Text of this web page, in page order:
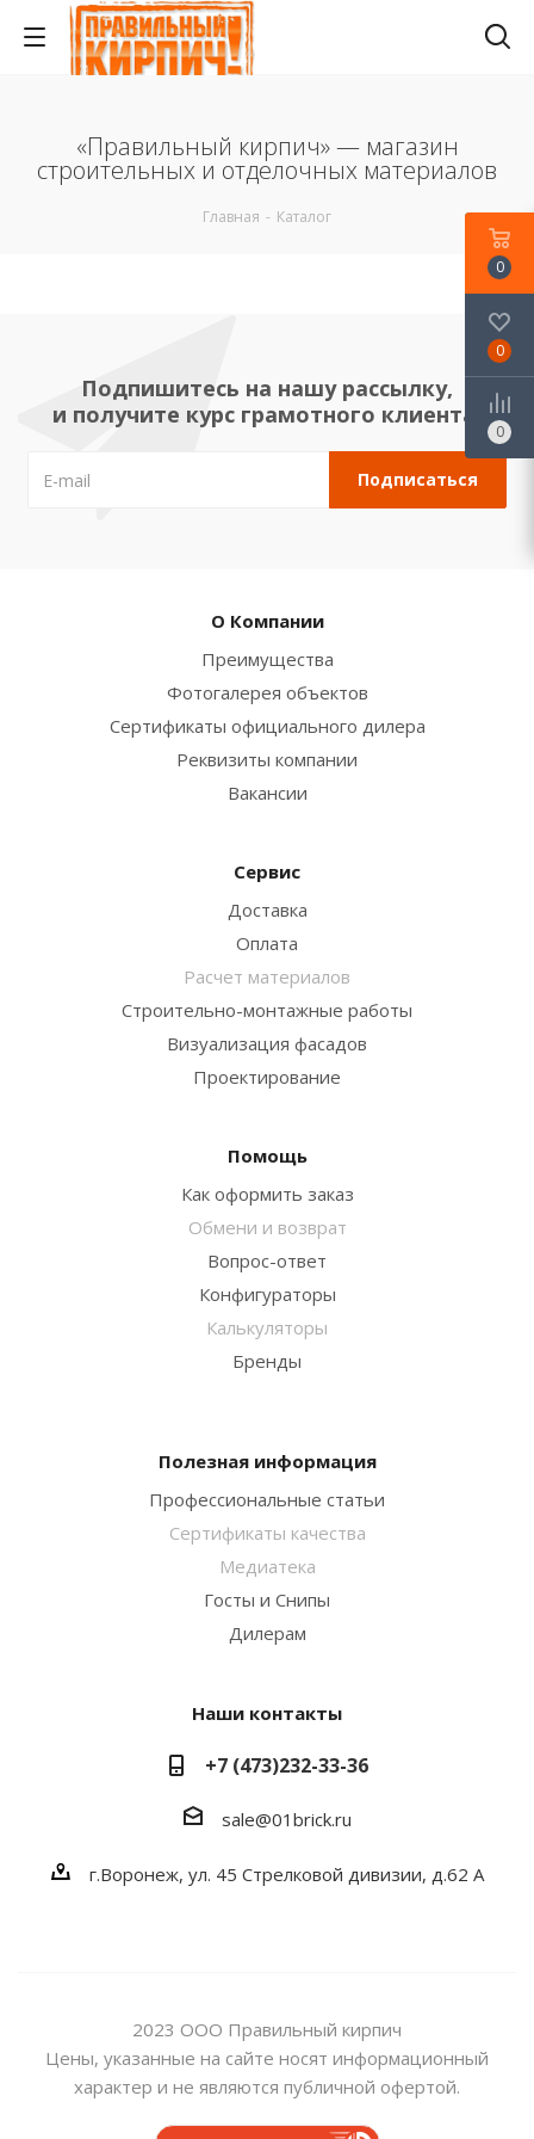
«Правильный кирпич» — магазин
строительных и отделочных материалов
Главная - Каталог
Подпишитесь на нашу рассылку,
и получите курс грамотного клиента!
О Компании
Преимущества
Фотогалерея объектов
Сертификаты официального дилера
Реквизиты компании
Вакансии
Сервис
Доставка
Оплата
Расчет материалов
Строительно-монтажные работы
Визуализация фасадов
Проектирование
Помощь
Как оформить заказ
Обмени и возврат
Вопрос-ответ
Конфигураторы
Калькуляторы
Бренды
Полезная информация
Профессиональные статьи
Сертификаты качества
Медиатека
Госты и Снипы
Дилерам
Наши контакты
+7 (473)232-33-36
sale@01brick.ru
г.Воронеж, ул. 45 Стрелковой дивизии, д.62 А
2023 ООО Правильный кирпич
Цены, указанные на сайте носят информационный
характер и не являются публичной офертой.
0
0
0